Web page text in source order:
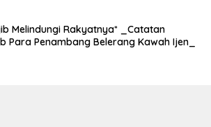
Rakyatnya* _Catatan
Para Penambang Belerang Kawah Ijen_